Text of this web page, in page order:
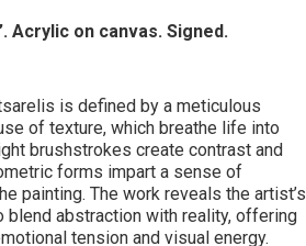
Acrylic on canvas. Signed.
is defined by a meticulous
of texture, which breathe life into
brushstrokes create contrast and
forms impart a sense of
painting. The work reveals the artist’s
abstraction with reality, offering
tension and visual energy.